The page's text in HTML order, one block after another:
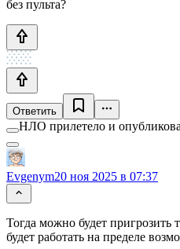
без пульта?
Ответить
НЛО прилетело и
Evgenym20 ноя 2025 в 07:37
Тогда можно будет пригрозить
будет работать на пределе